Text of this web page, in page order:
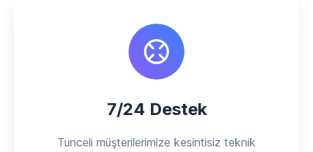
7/24 Destek
Tunceli müşterilerimize kesintisiz teknik